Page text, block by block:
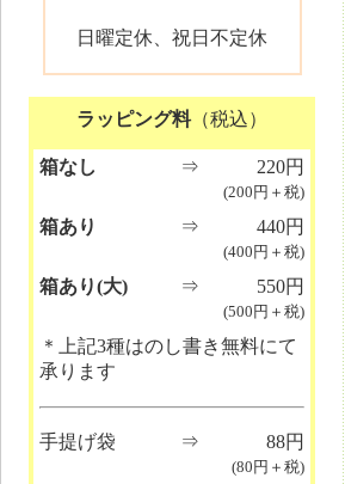
日曜定休、祝日不定休
ラッピング料（税込）
箱なし ⇒ 220円
(200円＋税)
箱あり ⇒ 440円
(400円＋税)
箱あり(大) ⇒ 550円
(500円＋税)
＊上記3種はのし書き無料にて
承ります
手提げ袋 ⇒ 88円
(80円＋税)